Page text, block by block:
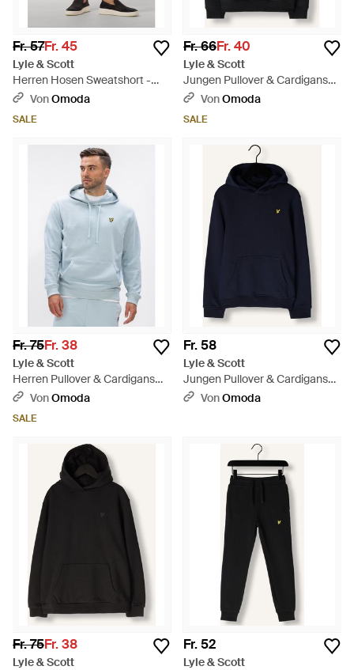
Fr. 57Fr. 45
Lyle & Scott
Herren Hosen Sweatshort -
Schwarz
VonOmoda
SALE
Fr. 66Fr. 40
Lyle & Scott
Jungen Pullover & Cardigans
Brush Back Pullover Hoodie -
VonOmoda
SALE
Fr. 75Fr. 38
Lyle & Scott
Herren Pullover & Cardigans
Pullover Hoodie - Blau
VonOmoda
SALE
Fr. 58
Lyle & Scott
Jungen Pullover & Cardigans
Pullover Hoodie Boys - Blau
VonOmoda
Fr. 75Fr. 38
Lyle & Scott
Fr. 52
Lyle & Scott